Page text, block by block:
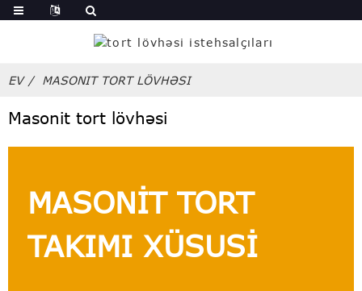
EV MASONIT TORT LÖVHƏSI
Masonit tort lövhəsi
MASONİT TORT
TAKIMI XÜSUSİ